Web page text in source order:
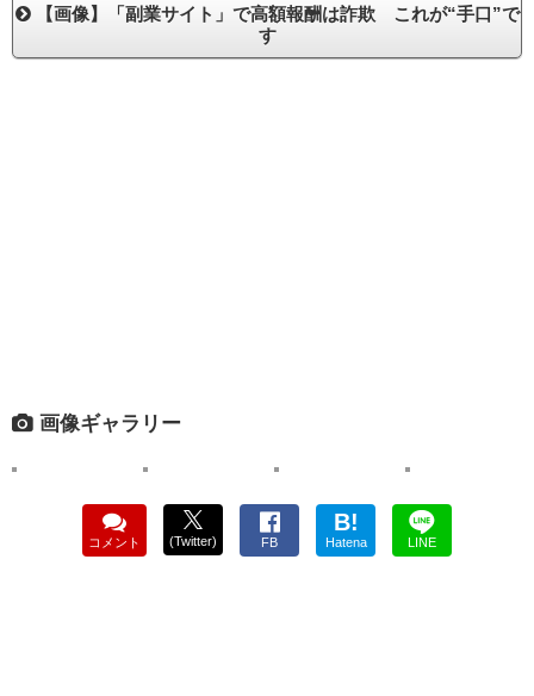
【画像】「副業サイト」で高額報酬は詐欺 これが“手口”で
す
画像ギャラリー
コメント (Twitter) FB
B!
Hatena LINE